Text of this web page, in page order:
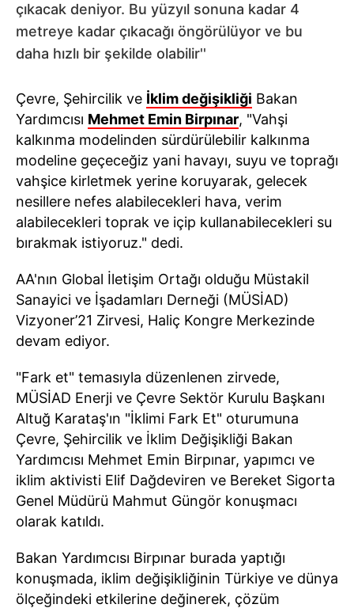
çıkacak deniyor. Bu yüzyıl sonuna kadar 4
metreye kadar çıkacağı öngörülüyor ve bu
daha hızlı bir şekilde olabilir''
Çevre, Şehircilik ve İklim değişikliği Bakan
Yardımcısı Mehmet Emin Birpınar, "Vahşi
kalkınma modelinden sürdürülebilir kalkınma
modeline geçeceğiz yani havayı, suyu ve toprağı
vahşice kirletmek yerine koruyarak, gelecek
nesillere nefes alabilecekleri hava, verim
alabilecekleri toprak ve içip kullanabilecekleri su
bırakmak istiyoruz." dedi.
AA'nın Global İletişim Ortağı olduğu Müstakil
Sanayici ve İşadamları Derneği (MÜSİAD)
Vizyoner’21 Zirvesi, Haliç Kongre Merkezinde
devam ediyor.
"Fark et" temasıyla düzenlenen zirvede,
MÜSİAD Enerji ve Çevre Sektör Kurulu Başkanı
Altuğ Karataş'ın "İklimi Fark Et" oturumuna
Çevre, Şehircilik ve İklim Değişikliği Bakan
Yardımcısı Mehmet Emin Birpınar, yapımcı ve
iklim aktivisti Elif Dağdeviren ve Bereket Sigorta
Genel Müdürü Mahmut Güngör konuşmacı
olarak katıldı.
Bakan Yardımcısı Birpınar burada yaptığı
konuşmada, iklim değişikliğinin Türkiye ve dünya
ölçeğindeki etkilerine değinerek, çözüm